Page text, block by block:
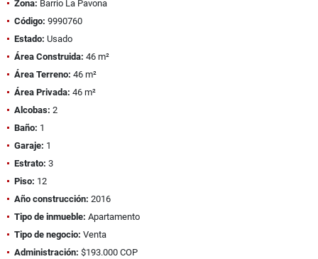
Zona: Barrio La Pavona
Código: 9990760
Estado: Usado
Área Construida: 46 m²
Área Terreno: 46 m²
Área Privada: 46 m²
Alcobas: 2
Baño: 1
Garaje: 1
Estrato: 3
Piso: 12
Año construcción: 2016
Tipo de inmueble: Apartamento
Tipo de negocio: Venta
Administración: $193.000 COP